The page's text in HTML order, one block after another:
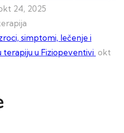
24, 2025
simptomi, lečenje i
u Fiziopeventivi okt